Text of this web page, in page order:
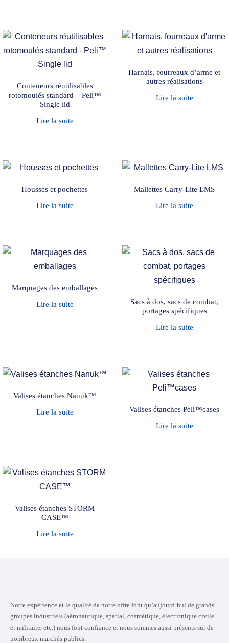
Conteneurs réutilisables
rotomoulés standard – Peli™
Single lid
Lire la suite
Harnais, fourreaux d’arme et
autres réalisations
Lire la suite
Housses et pochettes
Lire la suite
Mallettes Carry-Lite LMS
Lire la suite
Marquages des emballages
Lire la suite
Sacs à dos, sacs de combat,
portages spécifiques
Lire la suite
Valises étanches Nanuk™
Lire la suite
Valises étanches Peli™cases
Lire la suite
Valises étanches STORM
CASE™
Lire la suite
Notre expérience et la qualité de notre offre font qu’aujourd’hui de grands
groupes industriels (aéronautique, spatial, cosmétique, électronique civile
et militaire, etc.) nous font confiance et nous sommes aussi présents sur de
nombreux marchés publics.